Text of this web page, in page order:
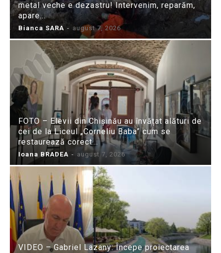
metal veche e dezastru! Intervenim, reparăm,
apare...
Bianca SARA - august 7, 2026
FOTO – Elevii din Chișinău au învățat alături de
cei de la Liceul „Corneliu Baba” cum se
restaurează corect...
Ioana BRADEA - august 7, 2026
VIDEO – Gabriel Lazany: Începe proiectarea